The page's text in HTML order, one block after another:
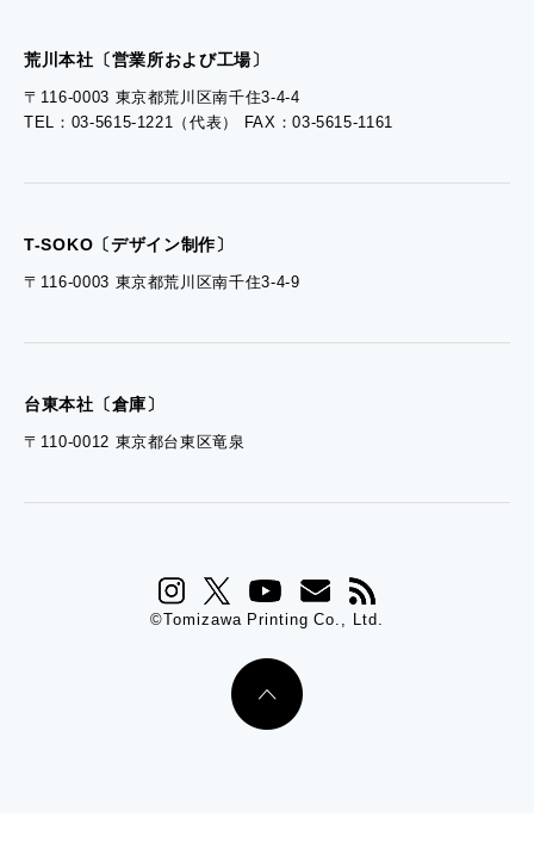
- 採用お問い合わせ
荒川本社〔営業所および工場〕
〒116-0003 東京都荒川区南千住3-4-4
TEL：03-5615-1221（代表） FAX：03-5615-1161
T-SOKO〔デザイン制作〕
〒116-0003 東京都荒川区南千住3-4-9
台東本社〔倉庫〕
〒110-0012 東京都台東区竜泉
©Tomizawa Printing Co., Ltd.